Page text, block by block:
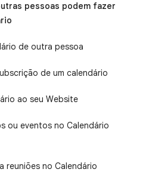
pessoas podem fazer
de outra pessoa
de um calendário
ao seu Website
ou eventos no Calendário
reuniões no Calendário